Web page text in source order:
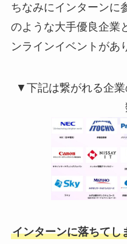
ちなみにインターンに
のような大手優良企業
ンラインイベントがあ
▼下記は繋がれる企
インターンに落ちてし